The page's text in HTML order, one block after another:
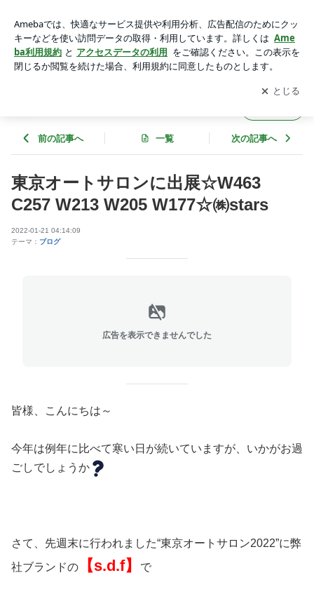
stars | ｓｔａｒｓのブログ
アプリをダウンロードして ブログの更新通知
を受け取りまし
ょう。
開く
前の記事へ 一覧 次の記事へ
東京オートサロンに出展☆W463
C257 W213 W205 W177☆㈱stars
2022-01-21 04:14:09
テーマ： ブログ
広告を表示できませんでした
皆様、こんにちは～
今年は例年に比べて寒い日が続いていますが、いかがお過
ごしでしょうか
さて、先週末に行われました“東京オートサロン2022”に弊
社ブランドの
【s.d.f】 で